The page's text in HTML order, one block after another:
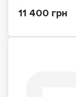
11 400 грн